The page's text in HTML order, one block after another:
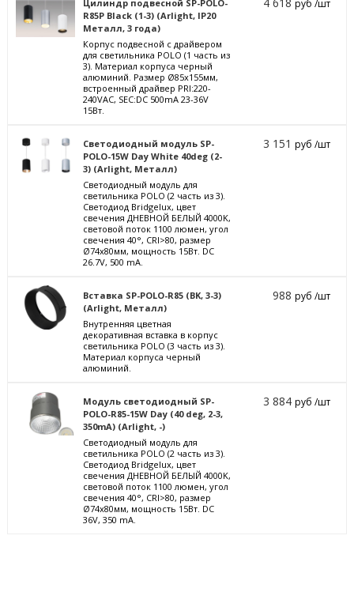
Цилиндр подвесной SP-POLO-
R85P Black (1-3) (Arlight, IP20
Металл, 3 года)
Корпус подвесной с драйвером
для светильника POLO (1 часть из
3). Материал корпуса черный
алюминий. Размер Ø85x155мм,
встроенный драйвер PRI:220-
240VAC, SEC:DC 500mA 23-36V
15Вт.
руб /шт
Светодиодный модуль SP-
POLO-15W Day White 40deg (2-
3) (Arlight, Металл)
Светодиодный модуль для
светильника POLO (2 часть из 3).
Светодиод Bridgelux, цвет
свечения ДНЕВНОЙ БЕЛЫЙ 4000K,
световой поток 1100 люмен, угол
свечения 40°, CRI>80, размер
Ø74x80мм, мощность 15Вт. DC
26.7V, 500 mA.
3 151руб /шт
Вставка SP-POLO-R85 (BK, 3-3)
(Arlight, Металл)
Внутренняя цветная
декоративная вставка в корпус
светильника POLO (3 часть из 3).
Материал корпуса черный
алюминий.
988руб /шт
Модуль светодиодный SP-
POLO-R85-15W Day (40 deg, 2-3,
350mA) (Arlight, -)
Светодиодный модуль для
светильника POLO (2 часть из 3).
Светодиод Bridgelux, цвет
свечения ДНЕВНОЙ БЕЛЫЙ 4000K,
световой поток 1100 люмен, угол
свечения 40°, CRI>80, размер
Ø74x80мм, мощность 15Вт. DC
36V, 350 mA.
3 884руб /шт